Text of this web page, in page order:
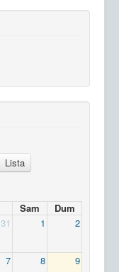
Lista
Sam
Dum
31 1 2
7 8 9